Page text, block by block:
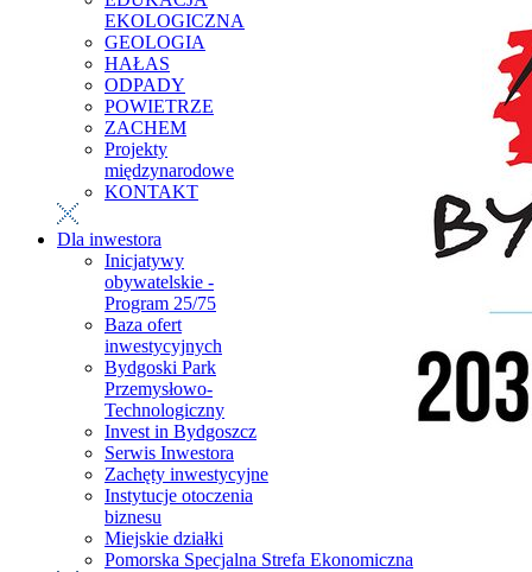
EKOLOGICZNA
GEOLOGIA
HAŁAS
ODPADY
POWIETRZE
ZACHEM
Projekty
międzynarodowe
KONTAKT
Dla inwestora
Inicjatywy
obywatelskie -
Program 25/75
Baza ofert
inwestycyjnych
Bydgoski Park
Przemysłowo-
Technologiczny
Invest in Bydgoszcz
Serwis Inwestora
Zachęty inwestycyjne
Instytucje otoczenia
biznesu
Miejskie działki
Pomorska Specjalna Strefa Ekonomiczna